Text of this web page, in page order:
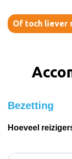
Of toch liever
Bezetting
Hoeveel